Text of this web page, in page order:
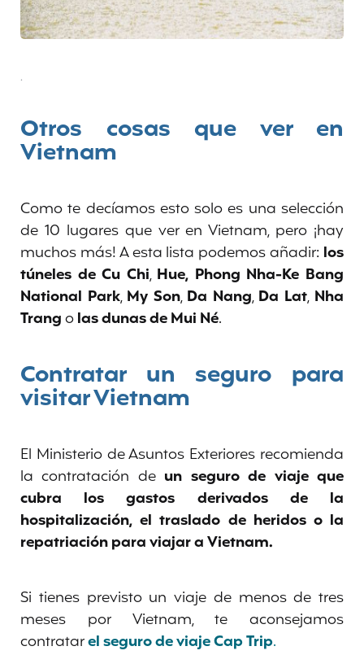
.
Otros cosas que ver en
Vietnam
Como te decíamos esto solo es una selección
de 10 lugares que ver en Vietnam, pero ¡hay
muchos más! A esta lista podemos añadir: los
túneles de Cu Chi, Hue, Phong Nha-Ke Bang
National Park, My Son, Da Nang, Da Lat,Nha
Trangolas dunas deMui Né.
Contratar un seguro para
visitar Vietnam
El Ministerio de Asuntos Exteriores recomienda
la contratación de un seguro de viaje que
cubra los gastos derivados de la
hospitalización, el traslado de heridos o la
repatriación para viajar a Vietnam.
Si tienes previsto un viaje de menos de tres
meses por Vietnam, te aconsejamos
contratarel seguro de viaje Cap Trip.